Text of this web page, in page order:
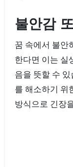
불안감
꿈 속에서 불안
한다면 이는 실
음을 뜻할 수
를 해소하기 위
방식으로 긴장